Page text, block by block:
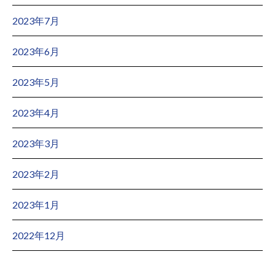
2023年7月
2023年6月
2023年5月
2023年4月
2023年3月
2023年2月
2023年1月
2022年12月